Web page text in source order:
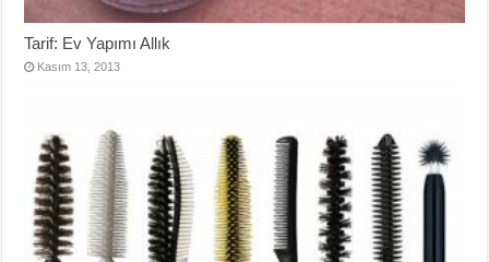
Tarif: Ev Yapımı Allık
Kasım 13, 2013